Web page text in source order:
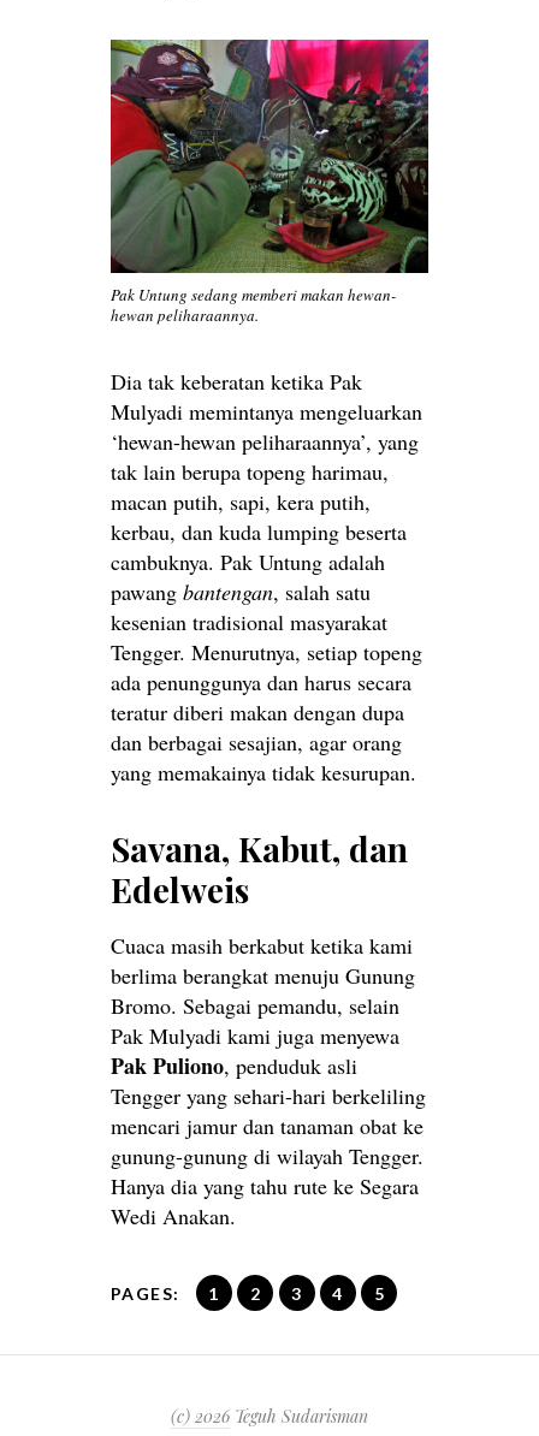
Pak Untung sedang memberi makan hewan-
hewan peliharaannya.
Dia tak keberatan ketika Pak
Mulyadi memintanya mengeluarkan
‘hewan-hewan peliharaannya’, yang
tak lain berupa topeng harimau,
macan putih, sapi, kera putih,
kerbau, dan kuda lumping beserta
cambuknya. Pak Untung adalah
pawang bantengan, salah satu
kesenian tradisional masyarakat
Tengger. Menurutnya, setiap topeng
ada penunggunya dan harus secara
teratur diberi makan dengan dupa
dan berbagai sesajian, agar orang
yang memakainya tidak kesurupan.
Savana, Kabut, dan
Edelweis
Cuaca masih berkabut ketika kami
berlima berangkat menuju Gunung
Bromo. Sebagai pemandu, selain
Pak Mulyadi kami juga menyewa
Pak Puliono, penduduk asli
Tengger yang sehari-hari berkeliling
mencari jamur dan tanaman obat ke
gunung-gunung di wilayah Tengger.
Hanya dia yang tahu rute ke Segara
Wedi Anakan.
PAGES: 1 2 3 4 5
(c) 2026 Teguh Sudarisman